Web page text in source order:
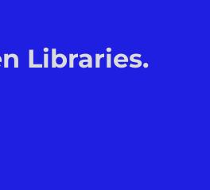
Libraries.